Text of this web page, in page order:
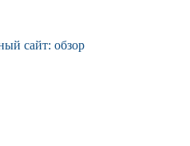
сайт: обзор